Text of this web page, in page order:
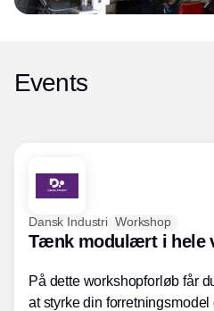
Events
Dansk Industri Workshop
Tænk modulært i hele
På dette workshopforløb får
at styrke din